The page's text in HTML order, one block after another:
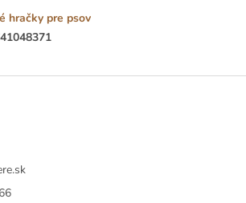
hračky pre psov